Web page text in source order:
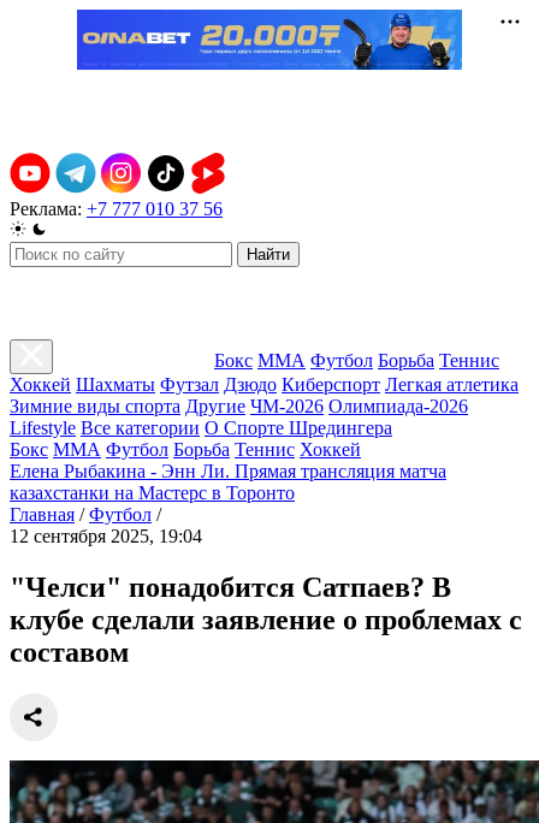
Реклама: +7 777 010 37 56
Найти
Бокс ММА Футбол Борьба Теннис
Хоккей Шахматы Футзал Дзюдо Киберспорт Легкая атлетика
Зимние виды спорта Другие ЧМ-2026 Олимпиада-2026
Lifestyle Все категории О Спорте Шредингера
Бокс ММА Футбол Борьба Теннис Хоккей
Елена Рыбакина - Энн Ли. Прямая трансляция матча
казахстанки на Мастерс в Торонто
Главная / Футбол /
12 сентября 2025, 19:04
"Челси" понадобится Сатпаев? В
клубе сделали заявление о проблемах с
составом